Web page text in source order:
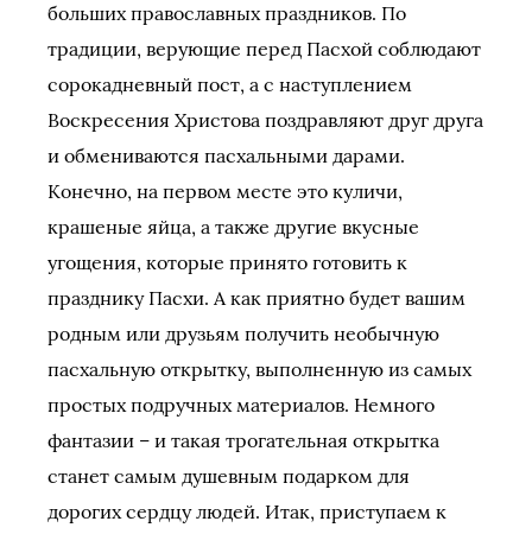
больших православных праздников. По
традиции, верующие перед Пасхой соблюдают
сорокадневный пост, а с наступлением
Воскресения Христова поздравляют друг друга
и обмениваются пасхальными дарами.
Конечно, на первом месте это куличи,
крашеные яйца, а также другие вкусные
угощения, которые принято готовить к
празднику Пасхи. А как приятно будет вашим
родным или друзьям получить необычную
пасхальную открытку, выполненную из самых
простых подручных материалов. Немного
фантазии – и такая трогательная открытка
станет самым душевным подарком для
дорогих сердцу людей. Итак, приступаем к